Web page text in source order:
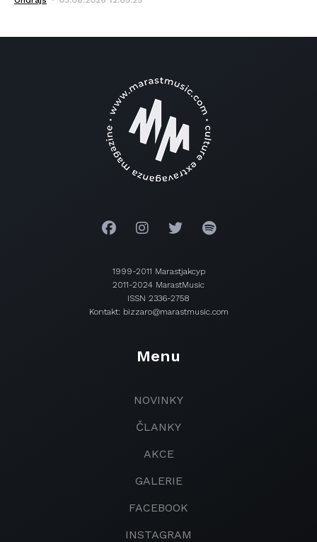
1999-2011 Marastjakcyp
2011-2024 MarastMusic
ISSN 2336-2758
Kontakt: bizzaro@marastmusic.com
Menu
NOVINKY
ČLANKY
AKCE
GALERIE
FACEBOOK
INSTAGRAM